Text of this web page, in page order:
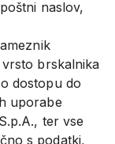
naslov,
brskalnika
dostopu do
uporabe
ter vse
s podatki,